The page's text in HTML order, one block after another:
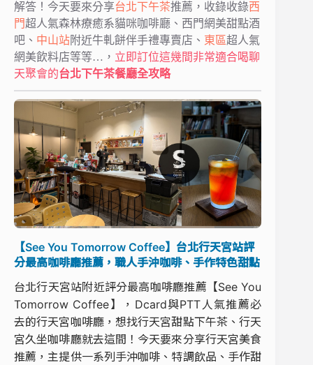
解答！今天要來分享台北下午茶推薦，收錄收錄西
門超人氣森林療癒系貓咪咖啡廳、西門網美甜點酒
吧、 中山站附近牛軋餅伴手禮專賣店、 東區超人氣
網美飲料店等等…， 立即訂位這幾間非常適合喝聊
天聚會的台北下午茶餐廳全攻略
【See You Tomorrow Coffee】台北行天宮站評
分最高咖啡廳推薦，職人手沖咖啡、手作特色甜點
台北行天宮站附近評分最高咖啡廳推薦【See You
Tomorrow Coffee】，Dcard與PTT人氣推薦必
去的行天宮咖啡廳，想找行天宮甜點下午茶、行天
宮久坐咖啡廳就去這間！今天要來分享行天宮美食
推薦，主提供一系列手沖咖啡、特調飲品、手作甜